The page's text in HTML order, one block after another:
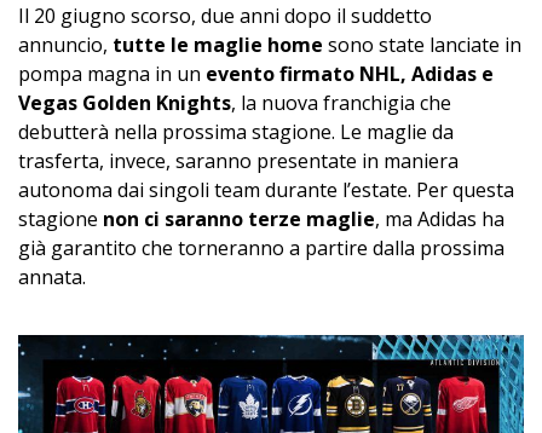
Il 20 giugno scorso, due anni dopo il suddetto
annuncio, tutte le maglie home sono state lanciate in
pompa magna in un evento firmato NHL, Adidas e
Vegas Golden Knights, la nuova franchigia che
debutterà nella prossima stagione. Le maglie da
trasferta, invece, saranno presentate in maniera
autonoma dai singoli team durante l’estate. Per questa
stagione non ci saranno terze maglie, ma Adidas ha
già garantito che torneranno a partire dalla prossima
annata.